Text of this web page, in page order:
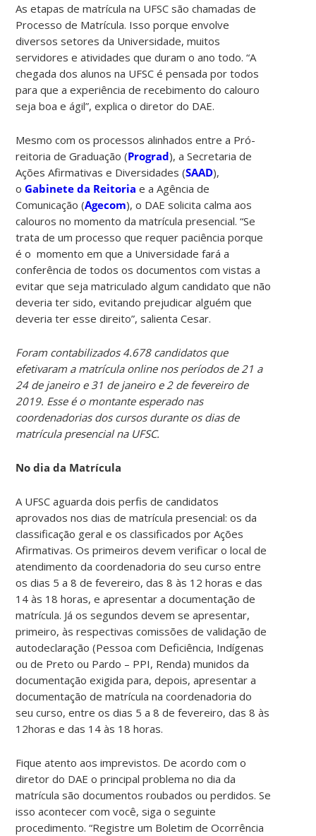
As etapas de matrícula na UFSC são chamadas de
Processo de Matrícula. Isso porque envolve
diversos setores da Universidade, muitos
servidores e atividades que duram o ano todo. “A
chegada dos alunos na UFSC é pensada por todos
para que a experiência de recebimento do calouro
seja boa e ágil”, explica o diretor do DAE.
Mesmo com os processos alinhados entre a Pró-
reitoria de Graduação (Prograd), a Secretaria de
Ações Afirmativas e Diversidades (SAAD),
oGabinete da Reitoria e a Agência de
Comunicação (Agecom), o DAE solicita calma aos
calouros no momento da matrícula presencial. “Se
trata de um processo que requer paciência porque
é o momento em que a Universidade fará a
conferência de todos os documentos com vistas a
evitar que seja matriculado algum candidato que não
deveria ter sido, evitando prejudicar alguém que
deveria ter esse direito”, salienta Cesar.
Foram contabilizados 4.678 candidatos que
efetivaram a matrícula online nos períodos de 21 a
24 de janeiro e 31 de janeiro e 2 de fevereiro de
2019. Esse é o montante esperado nas
coordenadorias dos cursos durante os dias de
matrícula presencial na UFSC.
No dia da Matrícula
A UFSC aguarda dois perfis de candidatos
aprovados nos dias de matrícula presencial: os da
classificação geral e os classificados por Ações
Afirmativas. Os primeiros devem verificar o local de
atendimento da coordenadoria do seu curso entre
os dias 5 a 8 de fevereiro, das 8 às 12 horas e das
14 às 18 horas, e apresentar a documentação de
matrícula. Já os segundos devem se apresentar,
primeiro, às respectivas comissões de validação de
autodeclaração (Pessoa com Deficiência, Indígenas
ou de Preto ou Pardo – PPI, Renda) munidos da
documentação exigida para, depois, apresentar a
documentação de matrícula na coordenadoria do
seu curso, entre os dias 5 a 8 de fevereiro, das 8 às
12horas e das 14 às 18 horas.
Fique atento aos imprevistos. De acordo com o
diretor do DAE o principal problema no dia da
matrícula são documentos roubados ou perdidos. Se
isso acontecer com você, siga o seguinte
procedimento. “Registre um Boletim de Ocorrência